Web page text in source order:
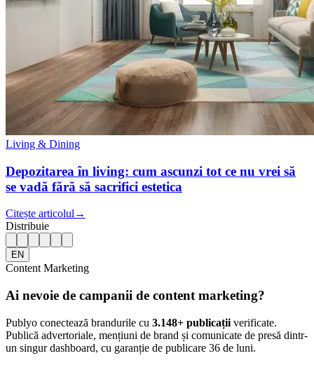
Living & Dining
Depozitarea în living: cum ascunzi tot ce nu vrei să
se vadă fără să sacrifici estetica
Citește articolul →
Distribuie
EN
Content Marketing
Ai nevoie de campanii de content marketing?
Publyo conectează brandurile cu 3.148+ publicații verificate.
Publică advertoriale, mențiuni de brand și comunicate de presă dintr-
un singur dashboard, cu garanție de publicare 36 de luni.